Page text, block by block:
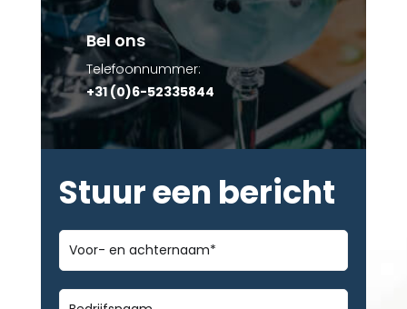
Bel ons
Telefoonnummer:
+31 (0)6-52335844
Stuur een bericht
Voor-
en
achternaam*
Bedrijfsnaam